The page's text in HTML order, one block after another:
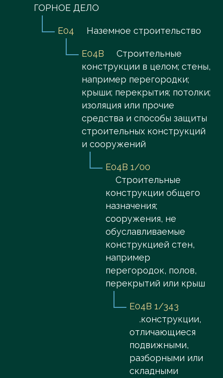
ГОРНОЕ ДЕЛО
E04 Наземное строительство
E04B
Строительные
конструкции в целом; стены,
например перегородки;
крыши; перекрытия; потолки;
изоляция или прочие
средства и способы защиты
строительных конструкций
и сооружений
E04B 1/00
Строительные
конструкции общего
назначения;
сооружения, не
обуславливаемые
конструкцией стен,
например
перегородок, полов,
перекрытий или крыш
E04B 1/343
.конструкции,
отличающиеся
подвижными,
разборными или
складными